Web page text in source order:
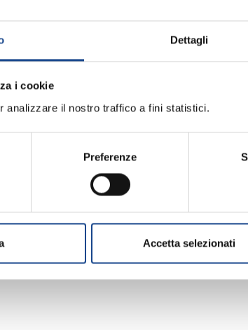
Dettagli
i cookie
analizzare il nostro traffico a fini statistici.
Preferenze
Accetta selezionati
debba avvenire entro il 18
che - a partire dal 1° settembre 2014 -
di trasmettere il catalogo delle
nella definizione e trasmissione
sugli adempimenti e sulla procedura